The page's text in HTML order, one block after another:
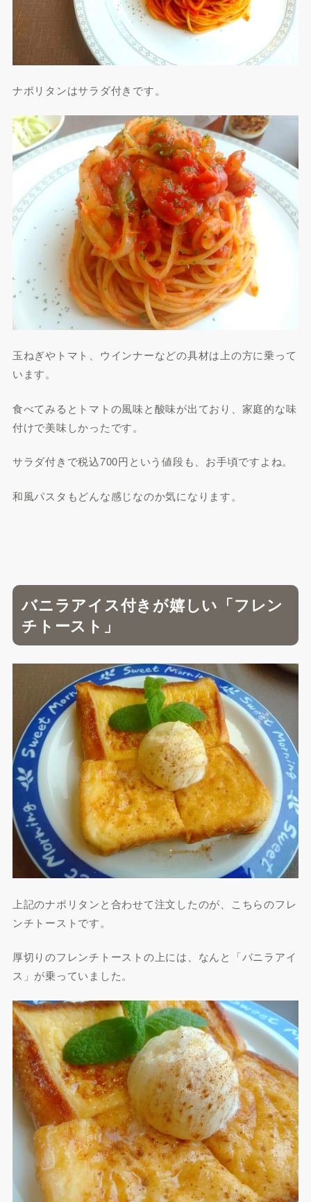
ナポリタンはサラダ付きです。
玉ねぎやトマト、ウインナーなどの具材は上の方に乗って
います。
食べてみるとトマトの風味と酸味が出ており、家庭的な味
付けで美味しかったです。
サラダ付きで税込700円という値段も、お手頃ですよね。
和風パスタもどんな感じなのか気になります。
バニラアイス付きが嬉しい「フレン
チトースト」
上記のナポリタンと合わせて注文したのが、こちらのフレ
ンチトーストです。
厚切りのフレンチトーストの上には、なんと「バニラアイ
ス」が乗っていました。